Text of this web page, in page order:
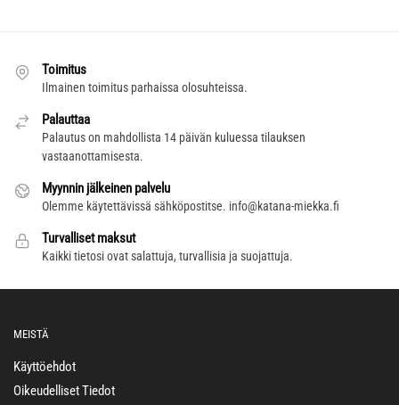
Toimitus
Ilmainen toimitus parhaissa olosuhteissa.
Palauttaa
Palautus on mahdollista 14 päivän kuluessa tilauksen
vastaanottamisesta.
Myynnin jälkeinen palvelu
Olemme käytettävissä sähköpostitse. info@katana-miekka.fi
Turvalliset maksut
Kaikki tietosi ovat salattuja, turvallisia ja suojattuja.
MEISTÄ
Käyttöehdot
Oikeudelliset Tiedot